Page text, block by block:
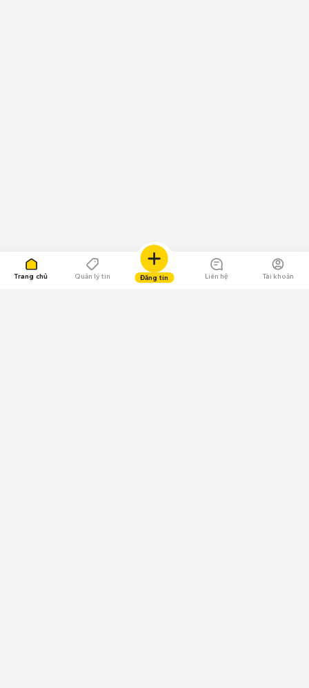
Trang chủ Quản lý tin Đăng tin Liên hệ Tài khoản